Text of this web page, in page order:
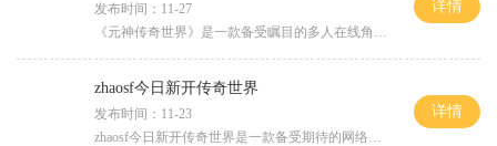
发布时间：11-27
《元神传奇世界》是一款备受瞩目的多人在线角色扮演游戏，由知名游戏开发公司研发制作而成。游戏以其精致细腻的画面、多元化的玩法和刺激的战斗方式而受到了广大玩家的喜爱。
详情
zhaosf今日新开传奇世界
发布时间：11-23
zhaosf今日新开传奇世界是一款备受期待的网络游戏。传奇世界作为经典的多人在线角色扮演游戏，自问世以来就一直深受玩家喜爱。这个新开服的版本将带来更多刺激和乐趣，为玩家们
详情